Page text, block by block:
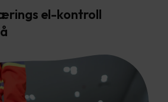
el-kontroll